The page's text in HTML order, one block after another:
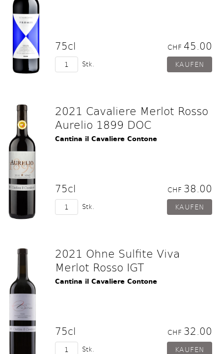
75cl CHF 45.00
Stk.
2021 Cavaliere Merlot Rosso
Aurelio 1899 DOC
Cantina il Cavaliere Contone
75cl CHF 38.00
Stk.
2021 Ohne Sulfite Viva
Merlot Rosso IGT
Cantina il Cavaliere Contone
75cl CHF 32.00
Stk.